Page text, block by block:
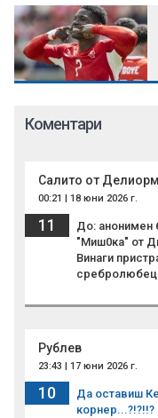
Коментари
Салито от
00:21 | 18 юни 2026 г.
11
До: анонимен
"Миш0ка" от
Винаги
Рублев
23:43 | 17 юни 2026 г.
10
Да оставиш
корнер...?!?!!?